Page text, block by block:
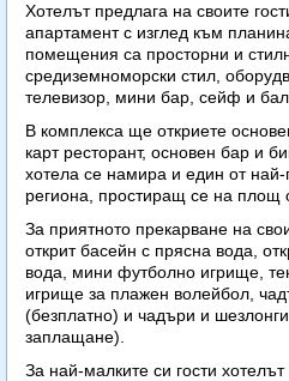
Хотелът предлага на своите
апартамент с изглед към
помещения са просторни и
средиземноморски стил,
телевизор, мини бар, сейф и
В комплекса ще откриете
карт ресторант, основен бар и
хотела се намира и един от
региона, простиращ се на площ
За приятното прекарване на
открит басейн с прясна вода,
вода, мини футболно игрище,
игрище за плажен волейбол,
(безплатно) и чадъри и
заплащане).
За най-малките си гости